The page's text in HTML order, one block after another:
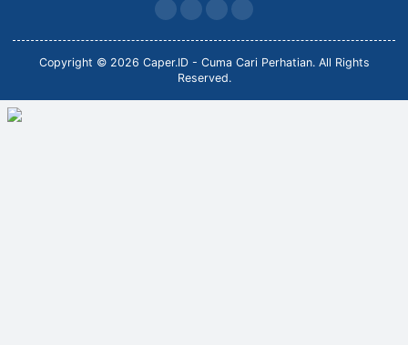
FB IG TikTok
Copyright © 2026 Caper.ID - Cuma Cari Perhatian. All Rights
Reserved.